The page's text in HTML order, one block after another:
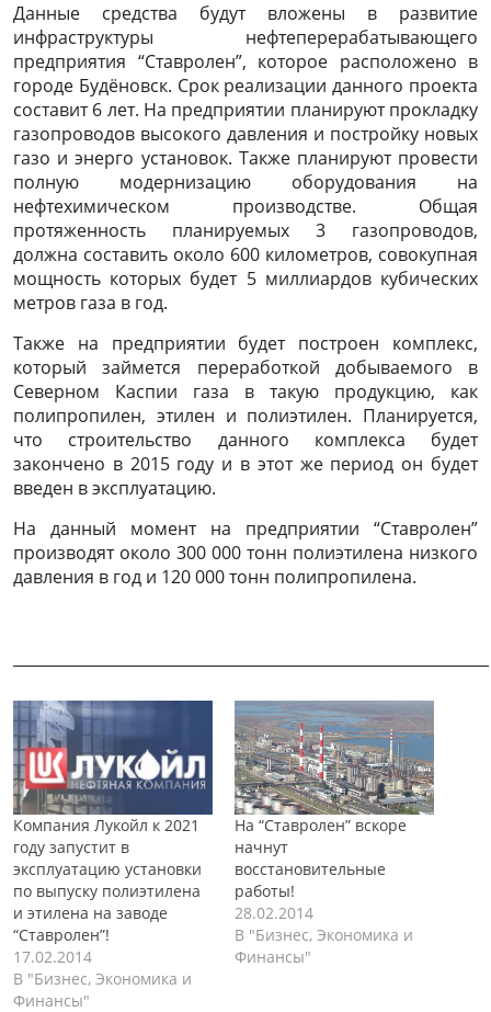
Данные средства будут вложены в развитие
инфраструктуры нефтеперерабатывающего
предприятия “Ставролен”, которое расположено в
городе Будёновск. Срок реализации данного проекта
составит 6 лет. На предприятии планируют прокладку
газопроводов высокого давления и постройку новых
газо и энерго установок. Также планируют провести
полную модернизацию оборудования на
нефтехимическом производстве. Общая
протяженность планируемых 3 газопроводов,
должна составить около 600 километров, совокупная
мощность которых будет 5 миллиардов кубических
метров газа в год.
Также на предприятии будет построен комплекс,
который займется переработкой добываемого в
Северном Каспии газа в такую продукцию, как
полипропилен, этилен и полиэтилен. Планируется,
что строительство данного комплекса будет
закончено в 2015 году и в этот же период он будет
введен в эксплуатацию.
На данный момент на предприятии “Ставролен”
производят около 300 000 тонн полиэтилена низкого
давления в год и 120 000 тонн полипропилена.
Компания Лукойл к 2021
году запустит в
эксплуатацию установки
по выпуску полиэтилена
и этилена на заводе
“Ставролен”!
17.02.2014
В "Бизнес, Экономика и
Финансы"
На “Ставролен” вскоре
начнут
восстановительные
работы!
28.02.2014
В "Бизнес, Экономика и
Финансы"